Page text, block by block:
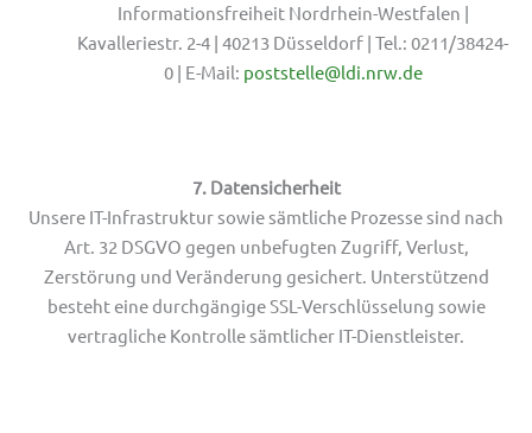
Informationsfreiheit Nordrhein-Westfalen |
Kavalleriestr. 2-4 | 40213 Düsseldorf | Tel.: 0211/38424-
0 | E-Mail: poststelle@ldi.nrw.de
7. Datensicherheit
Unsere IT-Infrastruktur sowie sämtliche Prozesse sind nach
Art. 32 DSGVO gegen unbefugten Zugriff, Verlust,
Zerstörung und Veränderung gesichert. Unterstützend
besteht eine durchgängige SSL-Verschlüsselung sowie
vertragliche Kontrolle sämtlicher IT-Dienstleister.